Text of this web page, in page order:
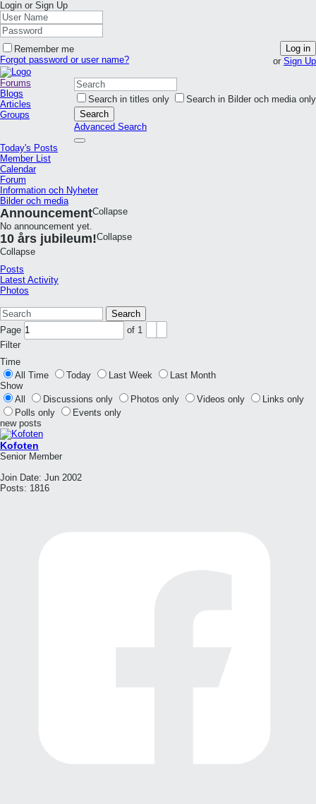
Login or Sign Up
Remember me
Log in
Forgot password or user name?
or Sign Up
Search in titles only
Search in Bilder och media only
Search
Advanced Search
Forums
Blogs
Articles
Groups
Today's Posts
Member List
Calendar
Forum
Information och Nyheter
Bilder och media
AnnouncementCollapse
No announcement yet.
10 års jubileum!Collapse
Collapse
Posts
Latest Activity
Photos
Search
Page
of 1
Filter
Time
All Time
Today Last Week
Last Month
Show
All
Discussions only Photos only Videos only
Links only
Polls only
Events only
new posts
Kofoten
Senior Member
Join Date: Jun 2002
Posts: 1816